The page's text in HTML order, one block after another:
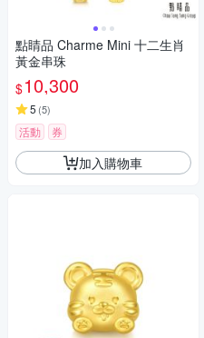
點睛品 Charme Mini 十二生肖
黃金串珠
$10,300
5 (5)
活動 券
加入購物車